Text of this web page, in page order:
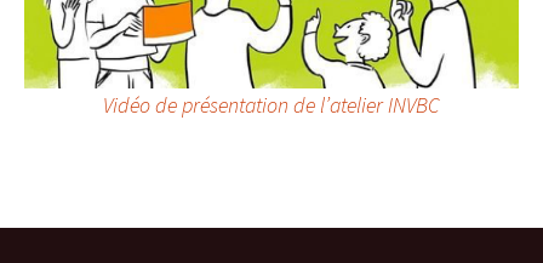
Vidéo de présentation de l’atelier INVBC